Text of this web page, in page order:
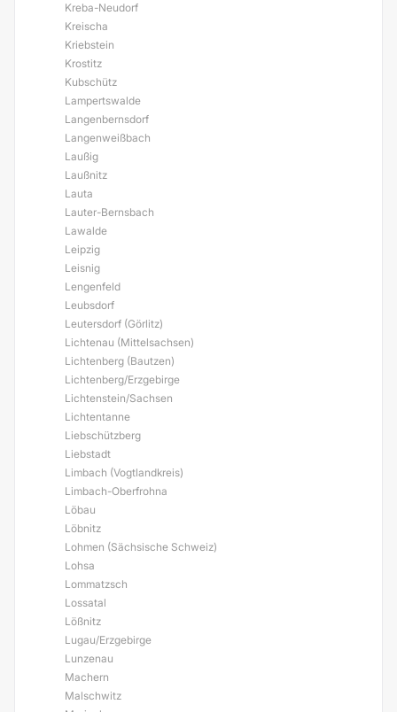
Kreba-Neudorf
Kreischa
Kriebstein
Krostitz
Kubschütz
Lampertswalde
Langenbernsdorf
Langenweißbach
Laußig
Laußnitz
Lauta
Lauter-Bernsbach
Lawalde
Leipzig
Leisnig
Lengenfeld
Leubsdorf
Leutersdorf (Görlitz)
Lichtenau (Mittelsachsen)
Lichtenberg (Bautzen)
Lichtenberg/Erzgebirge
Lichtenstein/Sachsen
Lichtentanne
Liebschützberg
Liebstadt
Limbach (Vogtlandkreis)
Limbach-Oberfrohna
Löbau
Löbnitz
Lohmen (Sächsische Schweiz)
Lohsa
Lommatzsch
Lossatal
Lößnitz
Lugau/Erzgebirge
Lunzenau
Machern
Malschwitz